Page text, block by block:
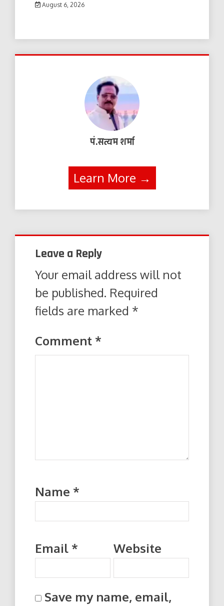
August 6, 2026
पं.सत्यम शर्मा
Learn More →
Leave a Reply
Your email address will not
be published. Required
fields are marked *
Comment *
Name *
Email * Website
Save my name, email,